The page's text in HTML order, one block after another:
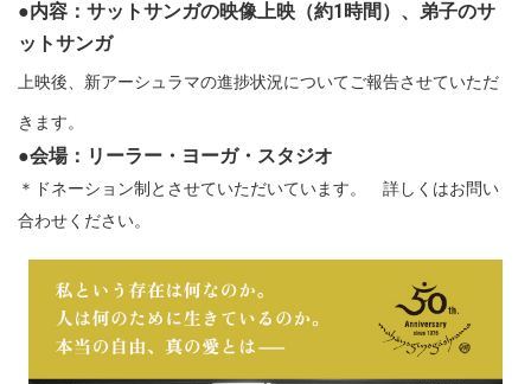
●内容：サットサンガの映像上映（約1時間）、弟子のサ
ットサンガ
上映後、新アーシュラマの進捗状況についてご報告させていただ
きます。
●会場：リーラー・ヨーガ・スタジオ
＊ドネーション制とさせていただいています。 詳しくはお問い
合わせください。